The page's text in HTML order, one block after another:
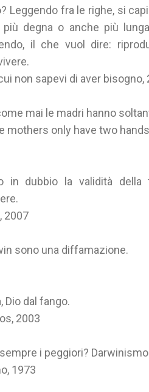
Leggendo fra le righe, si
degna o anche più
il che vuol dire:
non sapevi di aver bisogno,
mai le madri hanno
mothers only have two
in dubbio la validità della
2007
sono una diffamazione.
Dio dal fango.
2003
i peggiori?
1973